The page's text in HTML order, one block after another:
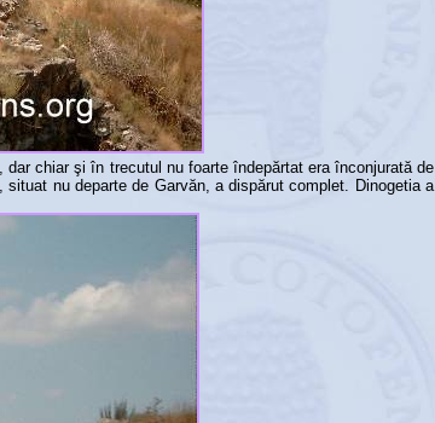
chiar şi în trecutul nu foarte îndepărtat era înconjurată de
nu departe de Garvăn, a dispărut complet. Dinogetia a